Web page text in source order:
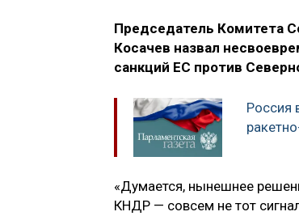
Председатель Комитета
Косачев назвал
санкций ЕС против
Россия
«Думается, нынешнее
КНДР — совсем не тот